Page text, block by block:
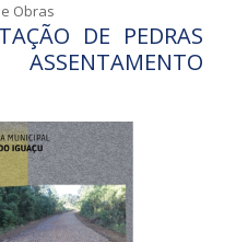
Obras
DE PEDRAS